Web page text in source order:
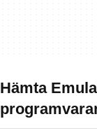
Hämta